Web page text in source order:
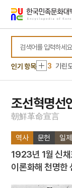
바로가기
바로가기
인기 항목
10 봄봄
1 금성
2 세조
3 기린
4 노국
5
세종
6 곽선
8
돈녕
9 무령
10 봄봄
조선혁명선
朝鮮革命宣言
역사 문헌 일
1923년 1월 신
이론화해 천명한